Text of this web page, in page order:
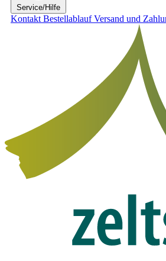
Service/Hilfe
Kontakt BestellablaufVersand und